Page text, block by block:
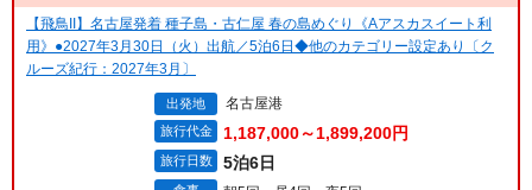
【飛鳥II】名古屋発着 種子島・古仁屋 春の島めぐり《Aアスカスイート利
用》●2027年3月30日（火）出航／5泊6日◆他のカテゴリー設定あり〔ク
ルーズ紀行：2027年3月〕
出発地 名古屋港
旅行代金 1,187,000～1,899,200円
旅行日数 5泊6日